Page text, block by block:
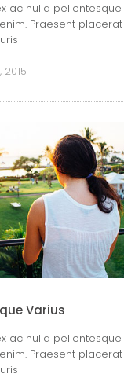
ac nulla pellentesque
Praesent placerat
Varius
ac nulla pellentesque
Praesent placerat